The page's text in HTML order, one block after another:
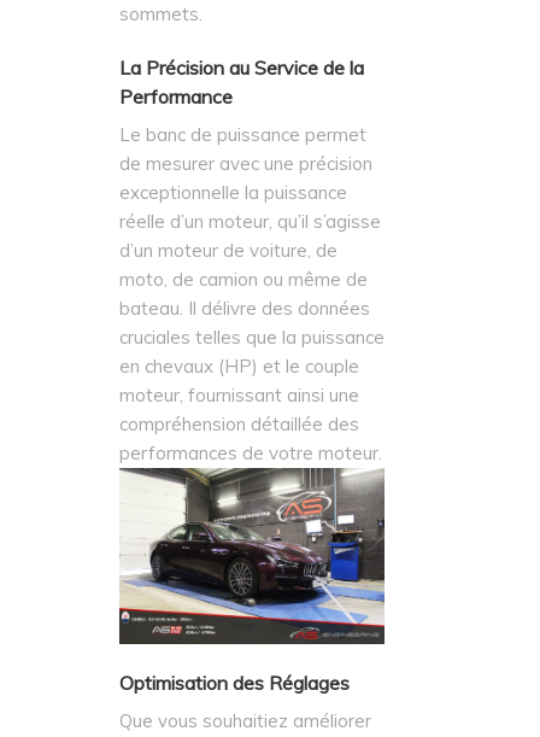
sommets.
La Précision au Service de la
Performance
Le banc de puissance permet
de mesurer avec une précision
exceptionnelle la puissance
réelle d’un moteur, qu’il s’agisse
d’un moteur de voiture, de
moto, de camion ou même de
bateau. Il délivre des données
cruciales telles que la puissance
en chevaux (HP) et le couple
moteur, fournissant ainsi une
compréhension détaillée des
performances de votre moteur.
Optimisation des Réglages
Que vous souhaitiez améliorer